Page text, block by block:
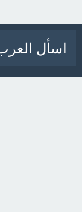
اسأل